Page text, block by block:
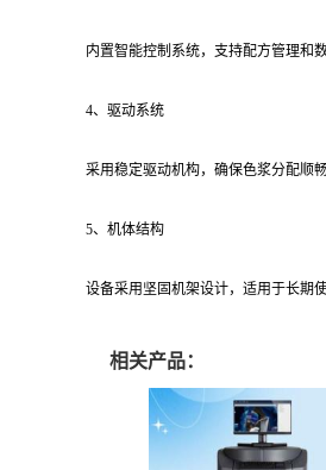
内置智能控制系统，支持配方管理和数
4、驱动系统
采用稳定驱动机构，确保色浆分配顺畅
5、机体结构
设备采用坚固机架设计，适用于长期使
相关产品：